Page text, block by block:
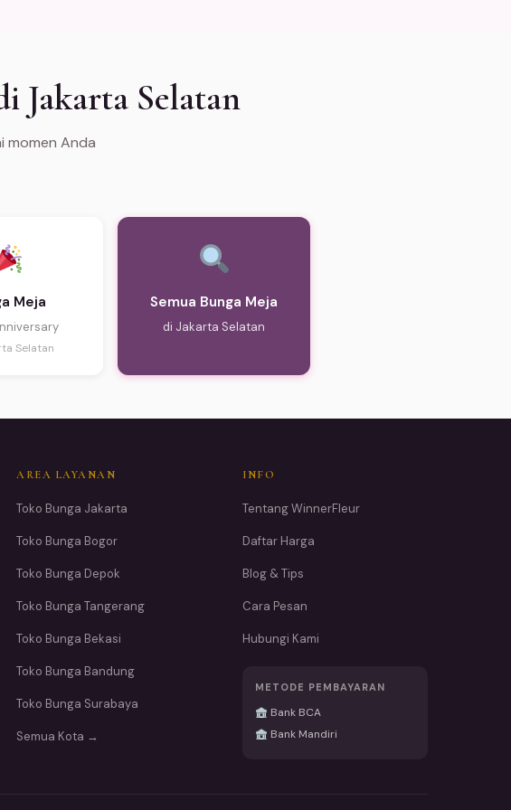
Jakarta Selatan
momen Anda
Meja
Selatan
Semua Bunga Meja
di Jakarta Selatan
AREA LAYANAN
Toko Bunga Jakarta
Toko Bunga Bogor
Toko Bunga Depok
Toko Bunga Tangerang
Toko Bunga Bekasi
Toko Bunga Bandung
Toko Bunga Surabaya
Semua Kota →
INFO
Tentang WinnerFleur
Daftar Harga
Blog & Tips
Cara Pesan
Hubungi Kami
METODE PEMBAYARAN
Bank BCA
Bank Mandiri